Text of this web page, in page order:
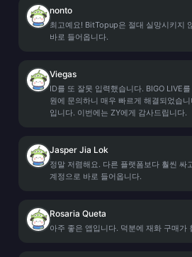
nonto
최고예요! BitTopup은 절대 실망시키지
바로 들어옵니다.
Viegas
ID를 또 잘못 입력했습니다. BIGO LIVE
원에 문의하니 매우 빠르게 해결되었습
입니다. 이번에는 ZY에게 감사드립니다.
Jasper Jia Lok
정말 저렴해요. 다른 플랫폼보다 훨씬 싸
계정으로 바로 들어옵니다.
Rosaria Queta
아주 좋은 앱입니다. 덕분에 재화 구매가